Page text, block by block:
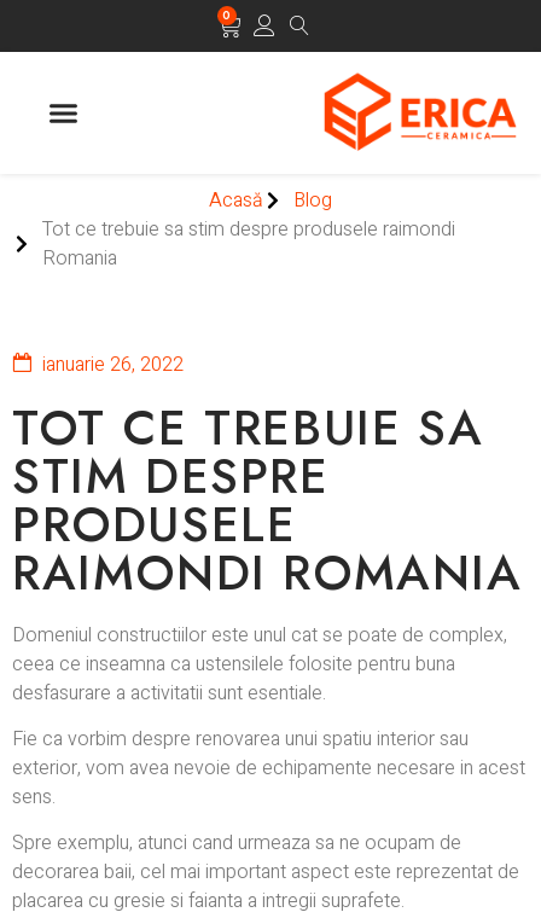
0
Acasă
Blog
Tot ce trebuie sa stim despre produsele raimondi
Romania
ianuarie 26, 2022
TOT CE TREBUIE SA
STIM DESPRE
PRODUSELE
RAIMONDI ROMANIA
Domeniul constructiilor este unul cat se poate de complex,
ceea ce inseamna ca ustensilele folosite pentru buna
desfasurare a activitatii sunt esentiale.
Fie ca vorbim despre renovarea unui spatiu interior sau
exterior, vom avea nevoie de echipamente necesare in acest
sens.
Spre exemplu, atunci cand urmeaza sa ne ocupam de
decorarea baii, cel mai important aspect este reprezentat de
placarea cu gresie si faianta a intregii suprafete.